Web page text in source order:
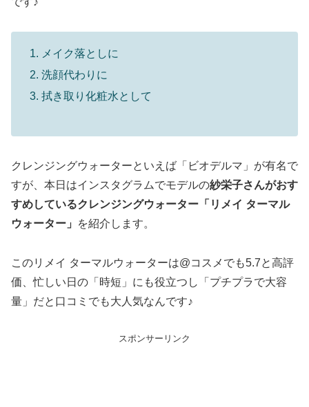
メイク落としに
洗顔代わりに
拭き取り化粧水として
クレンジングウォーターといえば「ビオデルマ」が有名で
すが、本日はインスタグラムでモデルの紗栄子さんがおす
すめしているクレンジングウォーター「リメイ ターマル
ウォーター」
を紹介します。
このリメイ ターマルウォーターは@コスメでも5.7と高評
価、忙しい日の「時短」にも役立つし「プチプラで大容
量」だと口コミでも大人気なんです♪
スポンサーリンク